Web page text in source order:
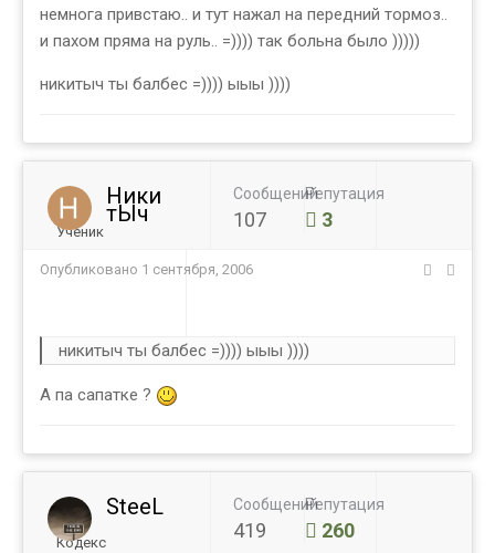
немнога привстаю.. и тут нажал на передний тормоз..
и пахом пряма на руль.. =)))) так больна было )))))
никитыч ты балбес =)))) ыыы ))))
Ники
тЫч
Ученик
Сообщений
107
Репутация
3
Опубликовано 1 сентября, 2006
никитыч ты балбес =)))) ыыы ))))
А па сапатке ?
SteeL
Кодекс
Сообщений
419
Репутация
260